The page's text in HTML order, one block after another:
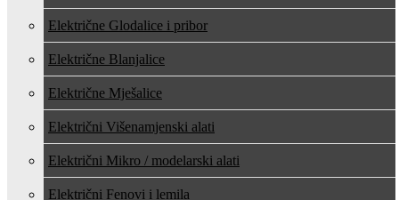
Električne Glodalice i pribor
Električne Blanjalice
Električne Mješalice
Električni Višenamjenski alati
Električni Mikro / modelarski alati
Električni Fenovi i lemila